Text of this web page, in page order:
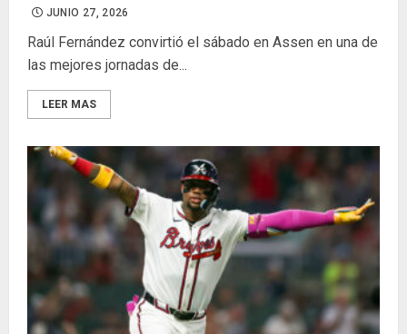
JUNIO 27, 2026
Raúl Fernández convirtió el sábado en Assen en una de
las mejores jornadas de...
LEER MAS